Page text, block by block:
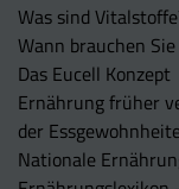
Was sind
Wann brauchen
Das Eucell Konzept
Ernährung früher
der
Nationale